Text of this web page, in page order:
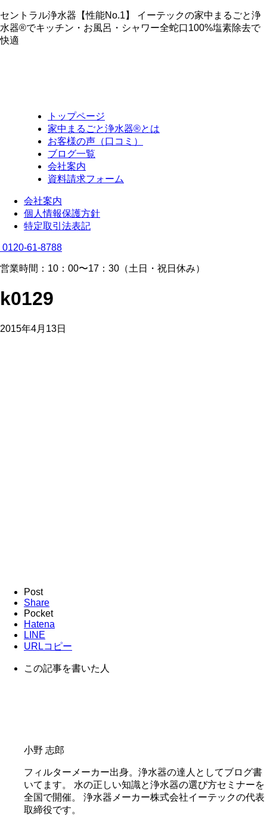
セントラル浄水器【性能No.1】 イーテックの家中まるごと浄
水器®でキッチン・お風呂・シャワー全蛇口100%塩素除去で
快適
トップページ
家中まるごと浄水器®とは
お客様の声（口コミ）
ブログ一覧
会社案内
資料請求フォーム
会社案内
個人情報保護方針
特定取引法表記
0120-61-8788
営業時間：10：00〜17：30（土日・祝日休み）
k0129
2015年4月13日
Post
Share
Pocket
Hatena
LINE
URLコピー
この記事を書いた人
小野 志郎
フィルターメーカー出身。浄水器の達人としてブログ書
いてます。 水の正しい知識と浄水器の選び方セミナーを
全国で開催。 浄水器メーカー株式会社イーテックの代表
取締役です。